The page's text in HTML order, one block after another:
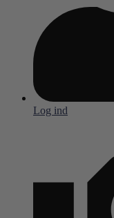
Log ind